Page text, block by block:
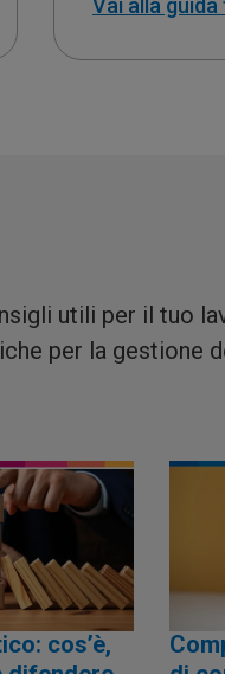
Vai alla
utili per il tuo
per la gestione
cos’è,